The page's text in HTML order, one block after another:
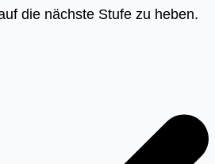
die nächste Stufe zu heben.